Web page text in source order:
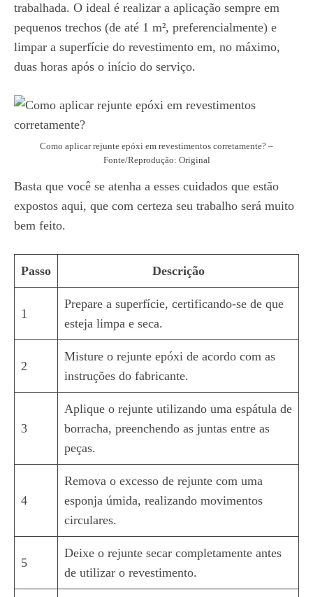
trabalhada. O ideal é realizar a aplicação sempre em
pequenos trechos (de até 1 m², preferencialmente) e
limpar a superfície do revestimento em, no máximo,
duas horas após o início do serviço.
Como aplicar rejunte epóxi em revestimentos corretamente? –
Fonte/Reprodução: Original
Basta que você se atenha a esses cuidados que estão
expostos aqui, que com certeza seu trabalho será muito
bem feito.
Passo Descrição
1
Prepare a superfície, certificando-se de que
esteja limpa e seca.
2
Misture o rejunte epóxi de acordo com as
instruções do fabricante.
3
Aplique o rejunte utilizando uma espátula de
borracha, preenchendo as juntas entre as
peças.
4
Remova o excesso de rejunte com uma
esponja úmida, realizando movimentos
circulares.
5
Deixe o rejunte secar completamente antes
de utilizar o revestimento.